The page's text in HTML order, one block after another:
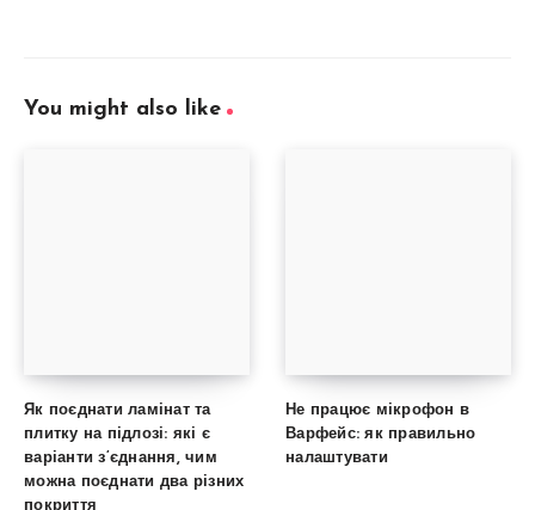
You might also like
Як поєднати ламінат та
плитку на підлозі: які є
варіанти з’єднання, чим
можна поєднати два різних
покриття
Не працює мікрофон в
Варфейс: як правильно
налаштувати